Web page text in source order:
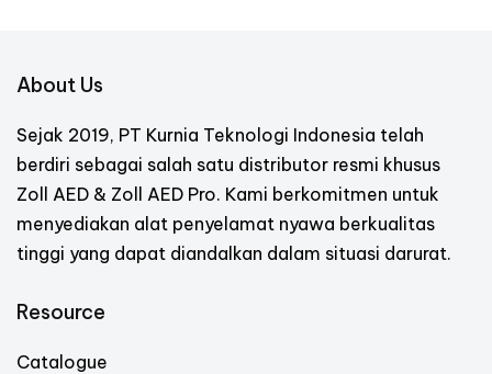
About Us
Sejak 2019, PT Kurnia Teknologi Indonesia telah
berdiri sebagai salah satu distributor resmi khusus
Zoll AED & Zoll AED Pro. Kami berkomitmen untuk
menyediakan alat penyelamat nyawa berkualitas
tinggi yang dapat diandalkan dalam situasi darurat.
Resource
Catalogue